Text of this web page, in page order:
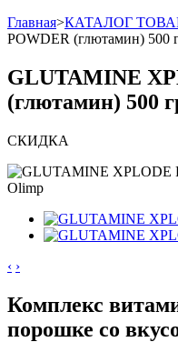
Главная>КАТАЛОГ
POWDER (глютамин) 500
GLUTAMINE
(глютамин) 500
СКИДКА
‹ ›
Комплекс
порошке со